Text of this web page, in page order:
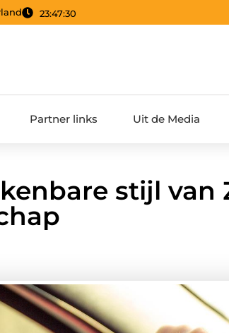
23:47:31
Partner links Uit de Media
stijl van